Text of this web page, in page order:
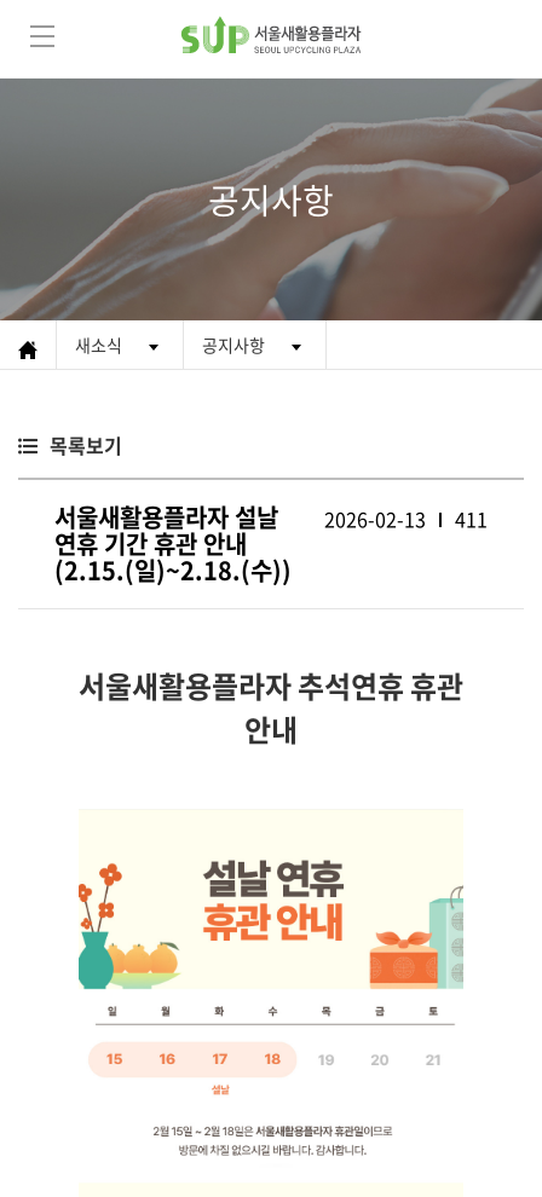
공지사항
새소식 공지사항
목록보기
서울새활용플라자 설날
연휴 기간 휴관 안내
(2.15.(일)~2.18.(수))
2026-02-13 411
서울새활용플라자 추석연휴 휴관
안내